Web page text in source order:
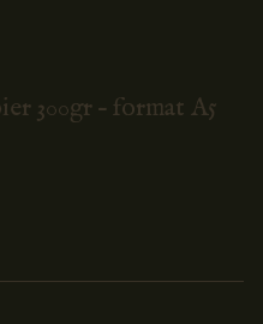
300gr – format A5